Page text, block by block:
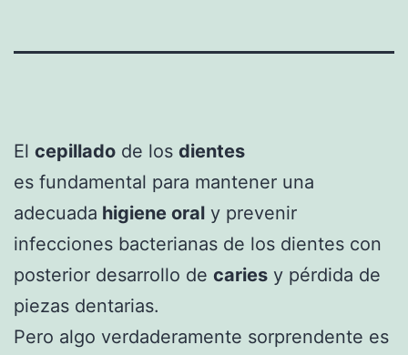
El cepillado de los dientes
es fundamental para mantener una
adecuada higiene oral y prevenir
infecciones bacterianas de los dientes con
posterior desarrollo de caries y pérdida de
piezas dentarias.
Pero algo verdaderamente sorprendente es